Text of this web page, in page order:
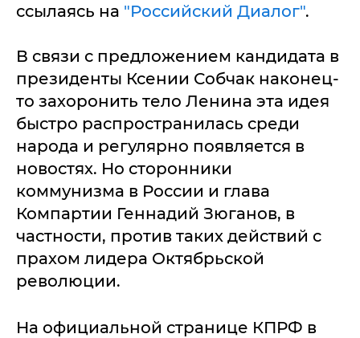
ссылаясь на "Российский Диалог".
В связи с предложением кандидата в
президенты Ксении Собчак наконец-
то захоронить тело Ленина эта идея
быстро распространилась среди
народа и регулярно появляется в
новостях. Но сторонники
коммунизма в России и глава
Компартии Геннадий Зюганов, в
частности, против таких действий с
прахом лидера Октябрьской
революции.
На официальной странице КПРФ в